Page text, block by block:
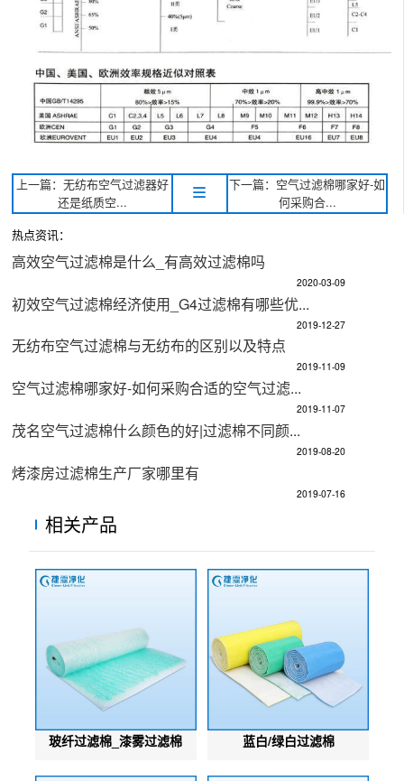
上一篇：无纺布空气过滤器好
还是纸质空...
下一篇：空气过滤棉哪家好-如
何采购合...
热点资讯：
高效空气过滤棉是什么_有高效过滤棉吗
2020-03-09
初效空气过滤棉经济使用_G4过滤棉有哪些优...
2019-12-27
无纺布空气过滤棉与无纺布的区别以及特点
2019-11-09
空气过滤棉哪家好-如何采购合适的空气过滤...
2019-11-07
茂名空气过滤棉什么颜色的好|过滤棉不同颜...
2019-08-20
烤漆房过滤棉生产厂家哪里有
2019-07-16
相关产品
玻纤过滤棉_漆雾过滤棉 蓝白/绿白过滤棉